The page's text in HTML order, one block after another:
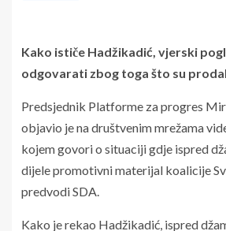
Kako ističe Hadžikadić, vjerski
odgovarati zbog toga što su
Predsjednik Platforme za progres
objavio je na društvenim mrežama
kojem govori o situaciji gdje ispred
dijele promotivni materijal koalicije
predvodi SDA.
Kako je rekao Hadžikadić, ispred